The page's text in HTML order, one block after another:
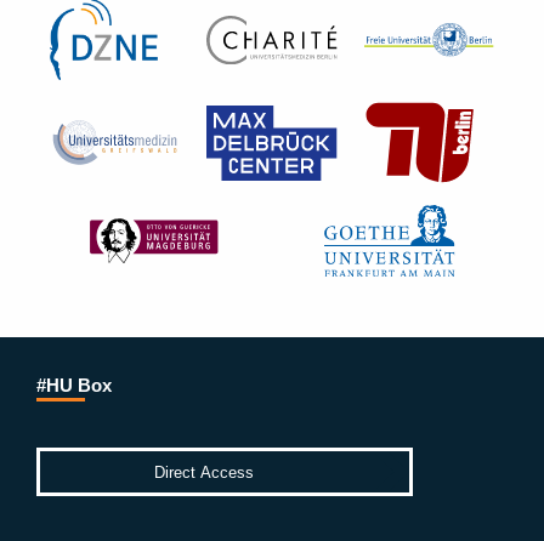
#HU Box